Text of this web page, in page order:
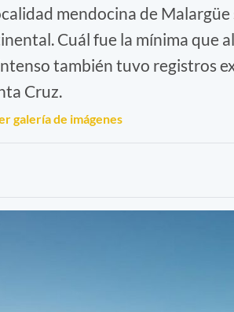
mendocina de
Cuál fue la mínima que
también tuvo registros
Cruz.
galería de imágenes